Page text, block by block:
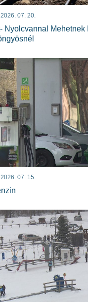
2026. 07. 20.
Nyolcvannal Mehetnek
2026. 07. 15.